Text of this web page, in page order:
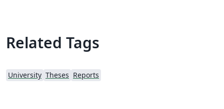
Related Tags
University Theses Reports